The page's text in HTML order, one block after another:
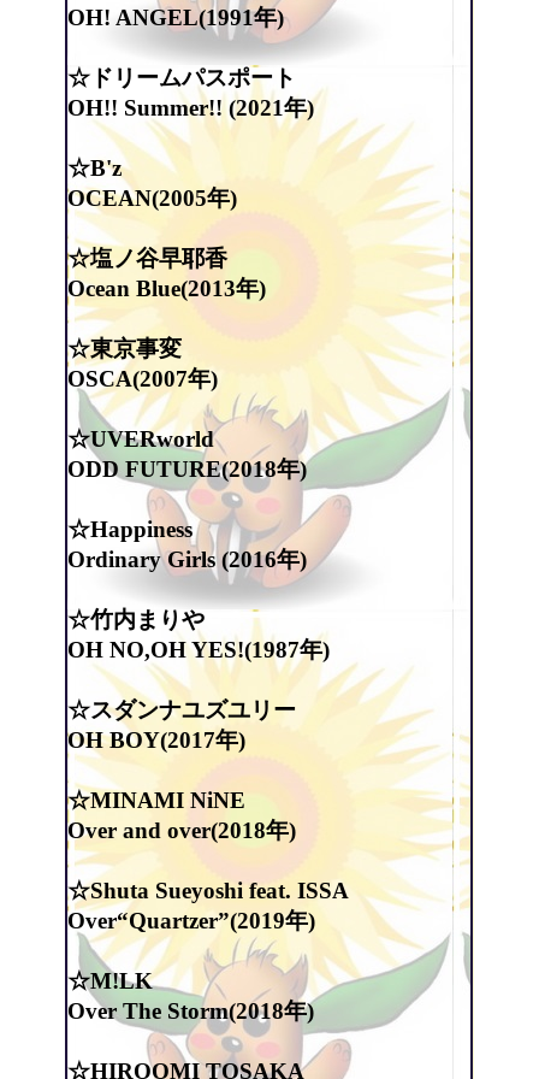
OH! ANGEL(1991年)
☆ドリームパスポート
OH!! Summer!! (2021年)
☆B'z
OCEAN(2005年)
☆塩ノ谷早耶香
Ocean Blue(2013年)
☆東京事変
OSCA(2007年)
☆UVERworld
ODD FUTURE(2018年)
☆Happiness
Ordinary Girls (2016年)
☆竹内まりや
OH NO,OH YES!(1987年)
☆スダンナユズユリー
OH BOY(2017年)
☆MINAMI NiNE
Over and over(2018年)
☆Shuta Sueyoshi feat. ISSA
Over“Quartzer”(2019年)
☆M!LK
Over The Storm(2018年)
☆HIROOMI TOSAKA